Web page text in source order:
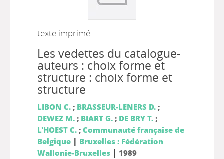
texte imprimé
Les vedettes du catalogue-
auteurs : choix forme et
structure : choix forme et
structure
LIBON C.; BRASSEUR-LENERS D.;
DEWEZ M.; BIART G.; DE BRY T.;
L'HOEST C.; Communauté française de
Belgique | Bruxelles : Fédération
Wallonie-Bruxelles| 1989